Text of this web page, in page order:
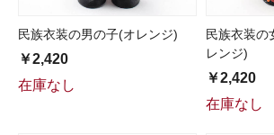
民族衣装の男の子(オレンジ)
￥2,420
在庫なし
民族衣装の
レンジ)
￥2,420
在庫なし